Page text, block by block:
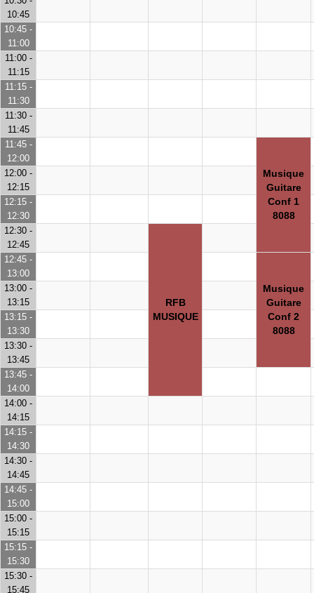
10:45
10:45 -
11:00
11:00 -
11:15
11:15 -
11:30
11:30 -
11:45
11:45 -
12:00
Musique
Guitare
Conf 1
8088
12:00 -
12:15
12:15 -
12:30
12:30 -
12:45
RFB
MUSIQUE
12:45 -
13:00
Musique
Guitare
Conf 2
8088
13:00 -
13:15
13:15 -
13:30
13:30 -
13:45
13:45 -
14:00
14:00 -
14:15
14:15 -
14:30
14:30 -
14:45
14:45 -
15:00
15:00 -
15:15
15:15 -
15:30
15:30 -
15:45